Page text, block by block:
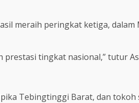
meraih peringkat ketiga, dalam
tingkat nasional,” tutur
Tebingtinggi Barat, dan tokoh